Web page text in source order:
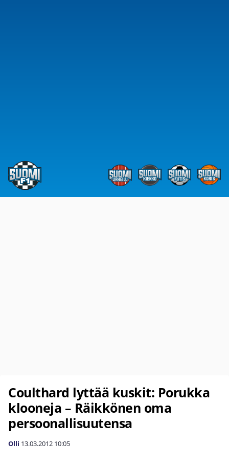
Coulthard lyttää kuskit: Porukka
klooneja – Räikkönen oma
persoonallisuutensa
Olli 13.03.2012 10:05